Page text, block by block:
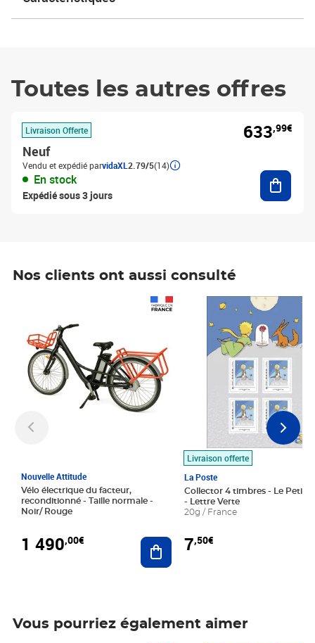
Toutes les autres offres
Livraison Offerte
Neuf
Vendu et expédié parvidaXL 2.79/5(14)
En stock
Expédié sous 3 jours
633,99€
Nos clients ont aussi consulté
Nouvelle Attitude
Vélo électrique du facteur,
reconditionné - Taille normale -
Noir/ Rouge
1 490,00€ Ajouter au panier
Livraison offerte
La Poste
Collector 4 timbres - Le Petit
- Lettre Verte
20g / France
7,50€
Prix 7,50€
Vous pourriez également aimer